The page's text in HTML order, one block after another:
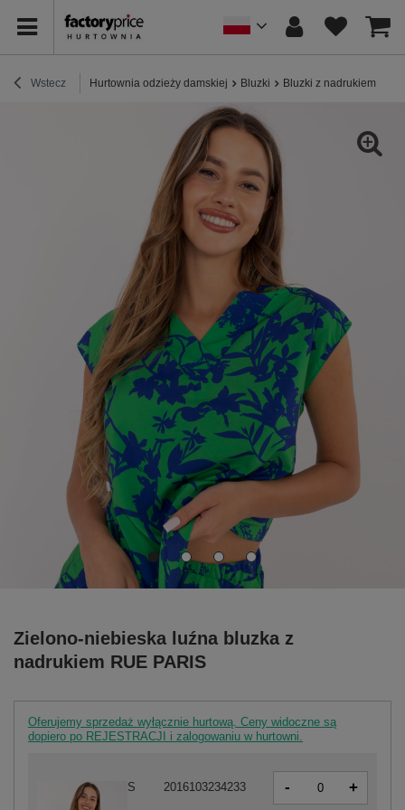
Wstecz Hurtownia odzieży damskiej Bluzki Bluzki z nadrukiem
Zielono-niebieska luźna bluzka z
nadrukiem RUE PARIS
Oferujemy sprzedaż wyłącznie hurtową. Ceny widoczne są
dopiero po REJESTRACJI i zalogowaniu w hurtowni.
S 2016103234233 - +